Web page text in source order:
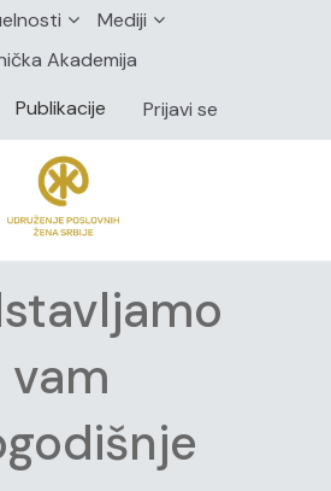
Mediji
Akademija
Publikacije
Prijavi se
vam